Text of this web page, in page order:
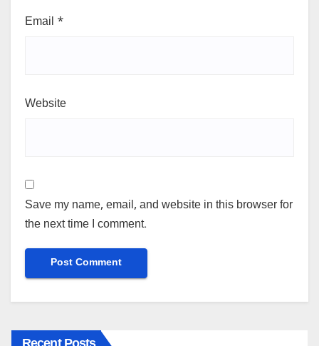
Email *
Website
Save my name, email, and website in this browser for
the next time I comment.